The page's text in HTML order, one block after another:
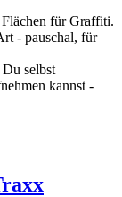
für Graffiti.
- pauschal, für
selbst
kannst -